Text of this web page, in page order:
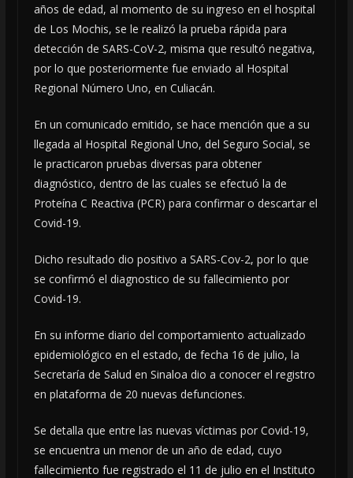
años de edad, al momento de su ingreso en el hospital
de Los Mochis, se le realizó la prueba rápida para
detección de SARS-CoV-2, misma que resultó negativa,
por lo que posteriormente fue enviado al Hospital
Regional Número Uno, en Culiacán.
En un comunicado emitido, se hace mención que a su
llegada al Hospital Regional Uno, del Seguro Social, se
le practicaron pruebas diversas para obtener
diagnóstico, dentro de las cuales se efectuó la de
Proteína C Reactiva (PCR) para confirmar o descartar el
Covid-19.
Dicho resultado dio positivo a SARS-Cov-2, por lo que
se confirmó el diagnostico de su fallecimiento por
Covid-19.
En su informe diario del comportamiento actualizado
epidemiológico en el estado, de fecha 16 de julio, la
Secretaría de Salud en Sinaloa dio a conocer el registro
en plataforma de 20 nuevas defunciones.
Se detalla que entre las nuevas víctimas por Covid-19,
se encuentra un menor de un año de edad, cuyo
fallecimiento fue registrado el 11 de julio en el Instituto